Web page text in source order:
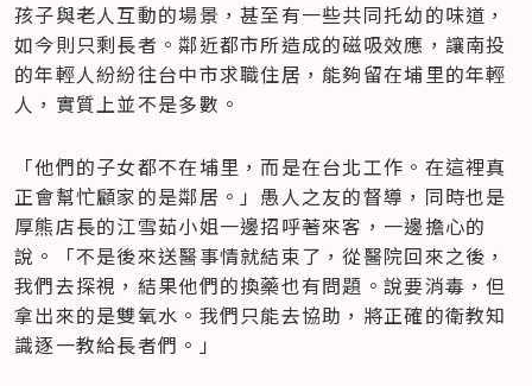
孩子與老人互動的場景，甚至有一些共同托幼的味道，
如今則只剩長者。鄰近都市所造成的磁吸效應，讓南投
的年輕人紛紛往台中市求職住居，能夠留在埔里的年輕
人，實質上並不是多數。
「他們的子女都不在埔里，而是在台北工作。在這裡真
正會幫忙顧家的是鄰居。」愚人之友的督導，同時也是
厚熊店長的江雪茹小姐一邊招呼著來客，一邊擔心的
說。「不是後來送醫事情就結束了，從醫院回來之後，
我們去探視，結果他們的換藥也有問題。說要消毒，但
拿出來的是雙氧水。我們只能去協助，將正確的衛教知
識逐一教給長者們。」